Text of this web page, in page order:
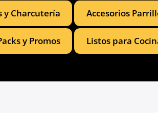
y Charcutería Accesorios
y Promos Listos para